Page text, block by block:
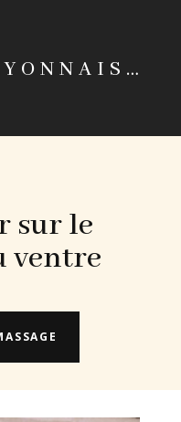
sur le
ventre